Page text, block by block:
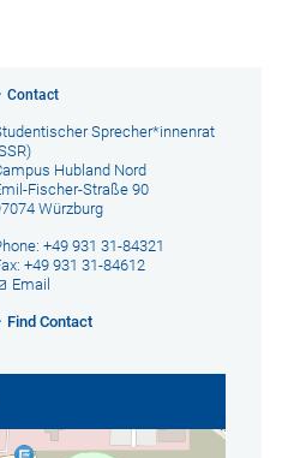
Contact
Sprecher*innenrat
Hubland Nord
Fischer-Straße 90
Würzburg
+49 931 31-84321
+49 931 31-84612
Email
Find Contact